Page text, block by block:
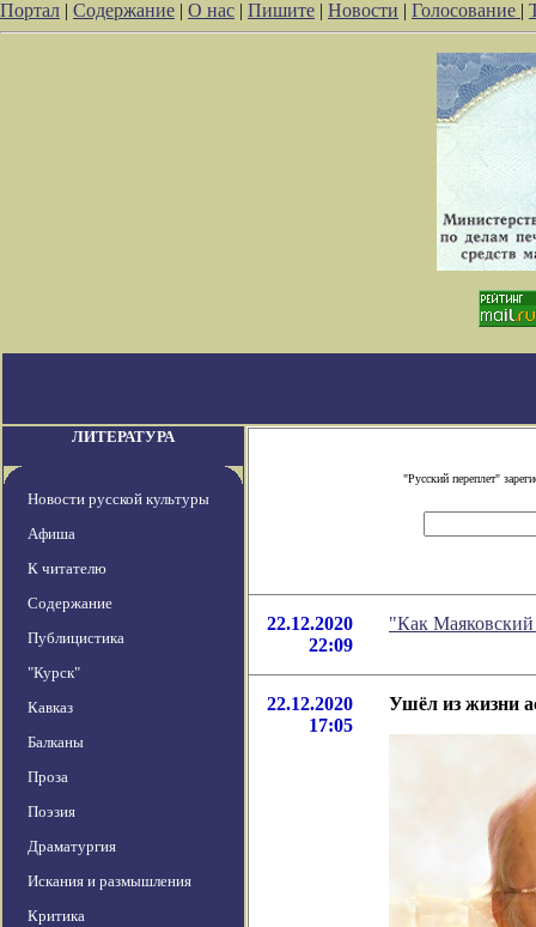
Портал | Содержание | О нас | Пишите | Новости | Голосование |
ЛИТЕРАТУРА
Новости русской культуры
Афиша
К читателю
Содержание
Публицистика
"Курск"
Кавказ
Балканы
Проза
Поэзия
Драматургия
Искания и размышления
Критика
"Русский переплет"
22.12.2020
22:09
"Как Маяковский
22.12.2020
17:05
Ушёл из жизни